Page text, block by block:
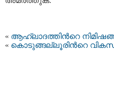
« ആഹ്ലാദത്തി​ന്‍റെ
« കൊടുങ്ങല്ലൂരിന്‍റെ